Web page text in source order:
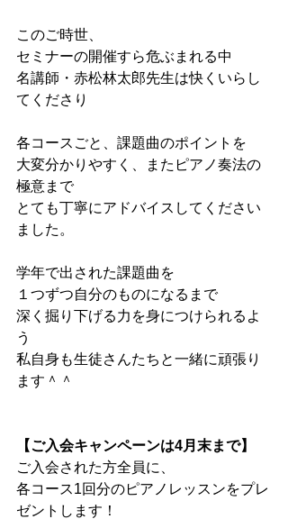
このご時世、
セミナーの開催すら危ぶまれる中
名講師・赤松林太郎先生は快くいらし
てくださり
各コースごと、課題曲のポイントを
大変分かりやすく、またピアノ奏法の
極意まで
とても丁寧にアドバイスしてください
ました。
学年で出された課題曲を
１つずつ自分のものになるまで
深く掘り下げる力を身につけられるよ
う
私自身も生徒さんたちと一緒に頑張り
ます＾＾
【ご入会キャンペーンは4月末まで】
ご入会された方全員に、
各コース1回分のピアノレッスンをプレ
ゼントします！